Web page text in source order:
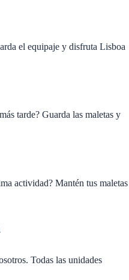
el equipaje y disfruta Lisboa
tarde? Guarda las maletas y
actividad? Mantén tus maletas
Todas las unidades